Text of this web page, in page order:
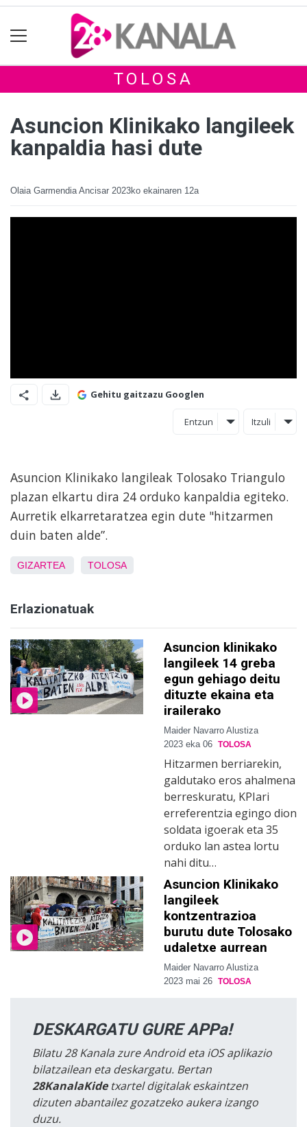
TOLOSA
Asuncion Klinikako langileek
kanpaldia hasi dute
Olaia Garmendia Ancisar 2023ko ekainaren 12a
Gehitu gaitzazu Googlen
Entzun Itzuli
Asuncion Klinikako langileak Tolosako Triangulo
plazan elkartu dira 24 orduko kanpaldia egiteko.
Aurretik elkarretaratzea egin dute "hitzarmen
duin baten alde”.
GIZARTEA TOLOSA
Erlazionatuak
Asuncion klinikako
langileek 14 greba
egun gehiago deitu
dituzte ekaina eta
irailerako
Maider Navarro Alustiza
2023 eka 06 TOLOSA
Hitzarmen berriarekin,
galdutako eros ahalmena
berreskuratu, KPIari
erreferentzia egingo dion
soldata igoerak eta 35
orduko lan astea lortu
nahi ditu…
Asuncion Klinikako
langileek
kontzentrazioa
burutu dute Tolosako
udaletxe aurrean
Maider Navarro Alustiza
2023 mai 26 TOLOSA
DESKARGATU GURE APPa!
Bilatu 28 Kanala zure Android eta iOS aplikazio
bilatzailean eta deskargatu. Bertan
28KanalaKidetxartel digitalak eskaintzen
dizuten abantailez gozatzeko aukera izango
duzu.